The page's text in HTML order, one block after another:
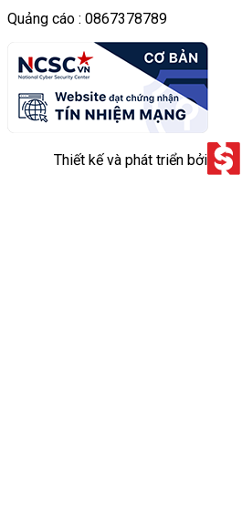
Quảng cáo : 0867378789
Thiết kế và phát triển bởi